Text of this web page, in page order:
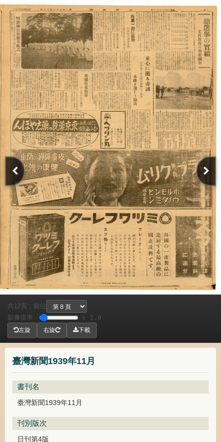
臺灣新聞1939年11月
書刊名
臺灣新聞1939年11月
刊別版次
日刊第4版
共 12頁，
前往
影像倍率
x 1.0
左旋 右旋 下載